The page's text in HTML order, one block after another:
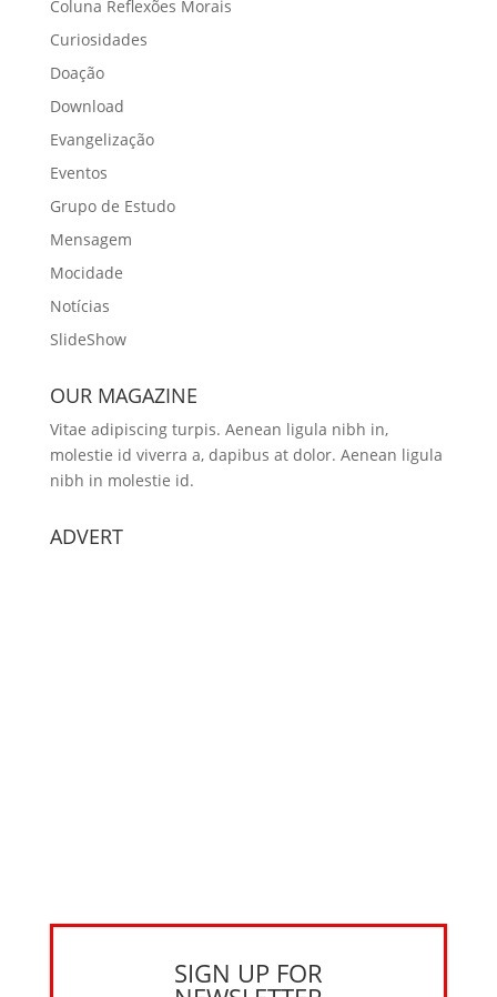
Coluna Reflexões Morais
Curiosidades
Doação
Download
Evangelização
Eventos
Grupo de Estudo
Mensagem
Mocidade
Notícias
SlideShow
OUR MAGAZINE
Vitae adipiscing turpis. Aenean ligula nibh in,
molestie id viverra a, dapibus at dolor. Aenean ligula
nibh in molestie id.
ADVERT
SIGN UP FOR